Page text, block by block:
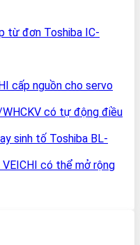
từ đơn Toshiba IC-
cấp nguồn cho servo
có tự động điều
sinh tố Toshiba BL-
có thể mở rộng